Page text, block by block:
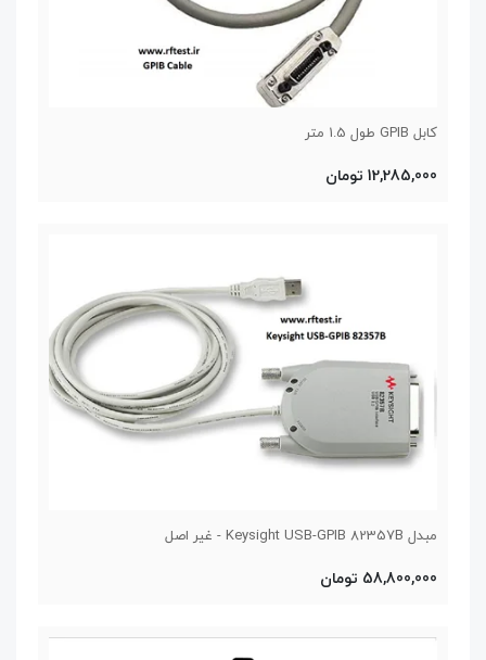
کابل GPIB طول 1.5 متر
12,285,000 تومان
مبدل Keysight USB-GPIB 82357B - غیر اصل
58,800,000 تومان